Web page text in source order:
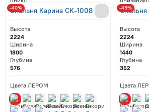
Спальня Карина СК-1008
Высота
2224
Ширина
1800
Глубина
576
Цвета ЛЕРОМ
-40%
Высота
2224
Ширина
1440
Глубина
352
Цвета
-49%